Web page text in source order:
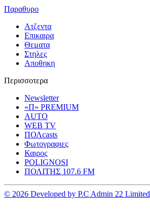
Παραθυρο
Ατζεντα
Επικαιρα
Θεματα
Στηλες
Αποθηκη
Περισσοτερα
Newsletter
«Π» PREMIUM
AUTO
WEB TV
ΠΟΛcasts
Φωτογραφιες
Καιρος
POLIGNOSI
ΠΟΛΙΤΗΣ 107.6 FM
© 2026 Developed by P.C Admin 22 Limited